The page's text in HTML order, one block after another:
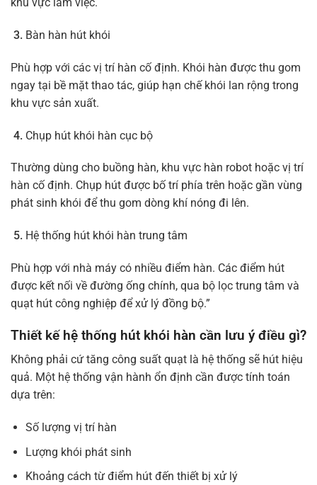
Bàn hàn hút khói
Phù hợp với các vị trí hàn cố định. Khói hàn được thu gom
ngay tại bề mặt thao tác, giúp hạn chế khói lan rộng trong
khu vực sản xuất.
Chụp hút khói hàn cục bộ
Thường dùng cho buồng hàn, khu vực hàn robot hoặc vị trí
hàn cố định. Chụp hút được bố trí phía trên hoặc gần vùng
phát sinh khói để thu gom dòng khí nóng đi lên.
Hệ thống hút khói hàn trung tâm
Phù hợp với nhà máy có nhiều điểm hàn. Các điểm hút
được kết nối về đường ống chính, qua bộ lọc trung tâm và
quạt hút công nghiệp để xử lý đồng bộ.”
Thiết kế hệ thống hút khói hàn cần lưu ý điều gì?
Không phải cứ tăng công suất quạt là hệ thống sẽ hút hiệu
quả. Một hệ thống vận hành ổn định cần được tính toán
dựa trên:
Số lượng vị trí hàn
Lượng khói phát sinh
Khoảng cách từ điểm hút đến thiết bị xử lý